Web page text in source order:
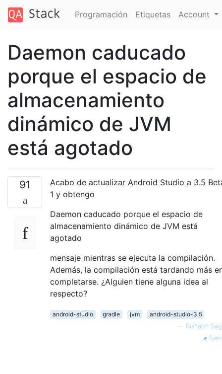
Programación Etiquetas Account
Daemon caducado
porque el espacio de
almacenamiento
dinámico de JVM
está agotado
91
Acabo de actualizar Android Studio a 3.5
1 y obtengo
Daemon caducado porque el espacio de
almacenamiento dinámico de JVM está
agotado
mensaje mientras se ejecuta la compilación.
Además, la compilación está tardando más
completarse. ¿Alguien tiene alguna idea al
respecto?
android-studio gradle jvm
android-studio-3.5
— Rishabh